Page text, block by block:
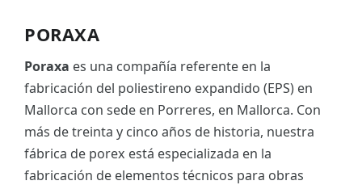
PORAXA
Poraxa es una compañía referente en la
fabricación del poliestireno expandido (EPS) en
Mallorca con sede en Porreres, en Mallorca. Con
más de treinta y cinco años de historia, nuestra
fábrica de porex está especializada en la
fabricación de elementos técnicos para obras